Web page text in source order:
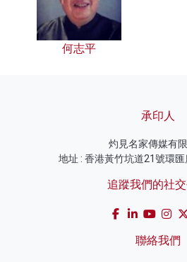
何志平
承印人
灼見名家傳媒有
地址 : 香港黃竹坑道21號環
追蹤我們的社
聯絡我們